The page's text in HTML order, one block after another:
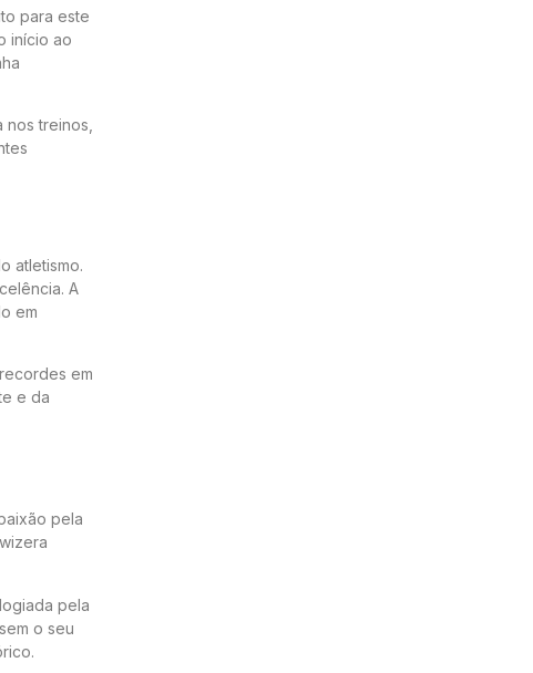
para este
início ao
treinos,
atletismo.
A
em
em
e da
pela
pela
o seu